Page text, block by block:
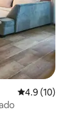
Calificación
4.9 (10)